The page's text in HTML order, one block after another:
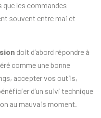
les commandes
souvent entre mai et
doit d’abord répondre à
comme une bonne
accepter vos outils,
d’un suivi technique
au mauvais moment.